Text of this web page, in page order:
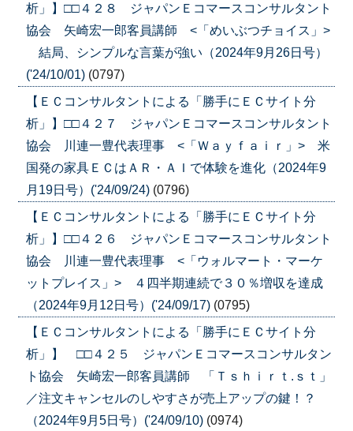
析」】□□４２８ ジャパンＥコマースコンサルタント
協会 矢崎宏一郎客員講師 <「めいぶつチョイス」>
結局、シンプルな言葉が強い（2024年9月26日号）
('24/10/01) (0797)
【ＥＣコンサルタントによる「勝手にＥＣサイト分
析」】□□４２７ ジャパンＥコマースコンサルタント
協会 川連一豊代表理事 <「Ｗａｙｆａｉｒ」> 米
国発の家具ＥＣはＡＲ・ＡＩで体験を進化（2024年9
月19日号）('24/09/24) (0796)
【ＥＣコンサルタントによる「勝手にＥＣサイト分
析」】□□４２６ ジャパンＥコマースコンサルタント
協会 川連一豊代表理事 <「ウォルマート・マーケ
ットプレイス」> ４四半期連続で３０％増収を達成
（2024年9月12日号）('24/09/17) (0795)
【ＥＣコンサルタントによる「勝手にＥＣサイト分
析」】 □□４２５ ジャパンＥコマースコンサルタン
ト協会 矢崎宏一郎客員講師 「Ｔｓｈｉｒｔ.ｓｔ」
／注文キャンセルのしやすさが売上アップの鍵！？
（2024年9月5日号）('24/09/10) (0974)